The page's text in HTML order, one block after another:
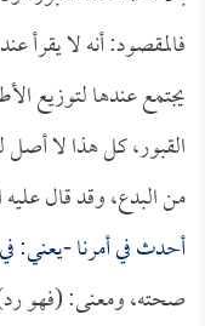
فالمقصود: أنه لا يقرأ
يجتمع عندها لتوزيع
القبور، كل هذا لا
من البدع، وقد قال
أحدث في أمرنا -يعني:
صحته، ومعنى: (فهو